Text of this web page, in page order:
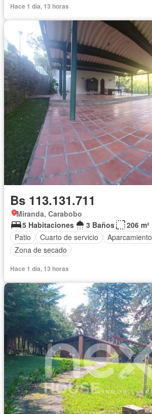
Hace 1 día, 13 horas
Bs 113.131.711
Miranda, Carabobo
5 Habitaciones
3 Baños
206 m²
Patio
Cuarto de servicio Aparcamiento
Zona de secado
Hace 1 día, 13 horas